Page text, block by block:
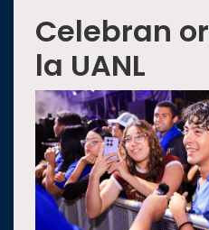
Celebran
la UANL